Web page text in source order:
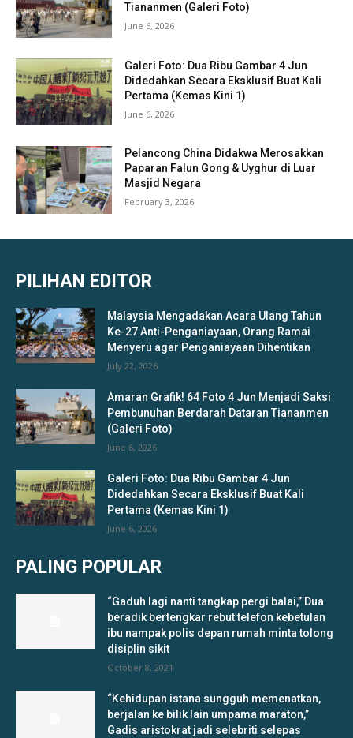
Tiananmen (Galeri Foto)
June 6, 2026
Galeri Foto: Dua Ribu Gambar 4 Jun
Didedahkan Secara Eksklusif Buat Kali
Pertama (Kemas Kini 1)
June 6, 2026
Pelancong China Didakwa Merosakkan
Paparan Falun Gong & Uyghur di Luar
Masjid Negara
February 3, 2026
PILIHAN EDITOR
Malaysia Mengadakan Acara Ulang Tahun
Ke-27 Anti-Penganiayaan, Orang Ramai
Menyeru agar Penganiayaan Dihentikan
July 22, 2026
Amaran Grafik! 64 Foto 4 Jun Menjadi Saksi
Pembunuhan Berdarah Dataran Tiananmen
(Galeri Foto)
June 6, 2026
Galeri Foto: Dua Ribu Gambar 4 Jun
Didedahkan Secara Eksklusif Buat Kali
Pertama (Kemas Kini 1)
June 6, 2026
PALING POPULAR
“Gaduh lagi nanti tangkap pergi balai,” Dua
beradik bertengkar rebut telefon kebetulan
ibu nampak polis depan rumah minta tolong
disiplin sikit
October 8, 2021
“Kehidupan istana sungguh memenatkan,
berjalan ke bilik lain umpama maraton,”
Gadis aristokrat jadi selebriti selepas